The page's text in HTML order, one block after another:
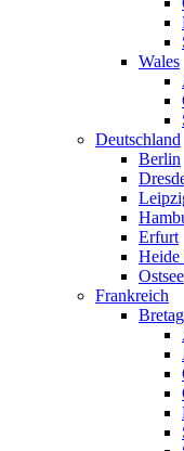
Wales
Deutschland
Berlin
Erfurt
Heide
Ostsee
Frankreich